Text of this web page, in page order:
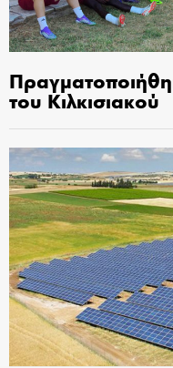
του Κιλκισιακού